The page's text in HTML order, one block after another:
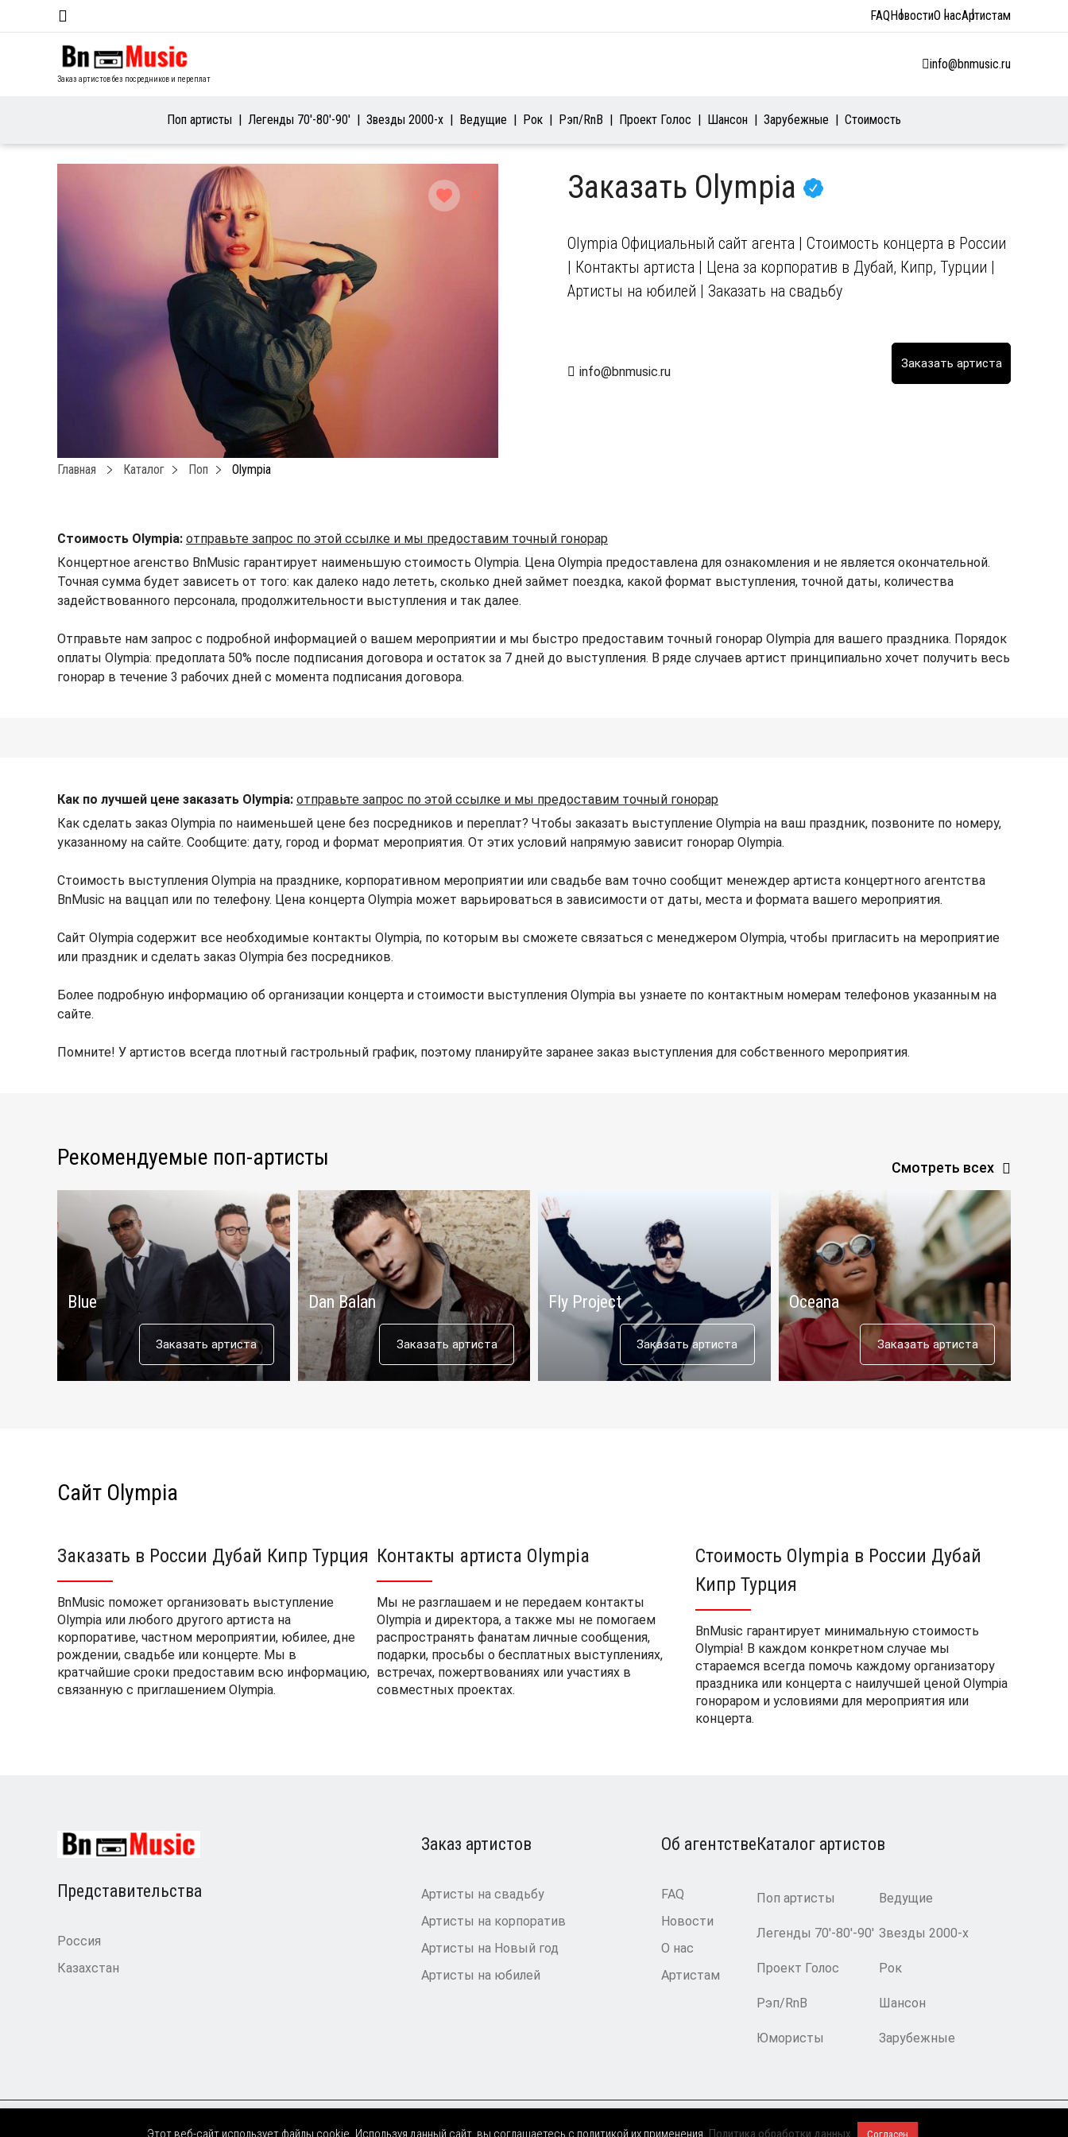
FAQНовостиО насАртистам
Заказ артистов без посредников и переплат
info@bnmusic.ru
Поп артисты Легенды 70′-80′-90′ Звезды 2000-х Ведущие Рок Рэп/RnB Проект Голос Шансон Зарубежные Стоимость
0
Главная Каталог Поп Olympia
Заказать Olympia
Olympia Официальный сайт агента | Стоимость концерта в России
| Контакты артиста | Цена за корпоратив в Дубай, Кипр, Турции |
Артисты на юбилей | Заказать на свадьбу
info@bnmusic.ru
Стоимость Olympia: отправьте запрос по этой ссылке и мы предоставим точный гонорар
Концертное агенство BnMusic гарантирует наименьшую стоимость Olympia. Цена Olympia предоставлена для ознакомления и не является окончательной.
Точная сумма будет зависеть от того: как далеко надо лететь, сколько дней займет поездка, какой формат выступления, точной даты, количества
задействованного персонала, продолжительности выступления и так далее.
Отправьте нам запрос с подробной информацией о вашем мероприятии и мы быстро предоставим точный гонорар Olympia для вашего праздника. Порядок
оплаты Olympia: предоплата 50% после подписания договора и остаток за 7 дней до выступления. В ряде случаев артист принципиально хочет получить весь
гонорар в течение 3 рабочих дней с момента подписания договора.
Как по лучшей цене заказать Olympia: отправьте запрос по этой ссылке и мы предоставим точный гонорар
Как сделать заказ Olympia по наименьшей цене без посредников и переплат? Чтобы заказать выступление Olympia на ваш праздник, позвоните по номеру,
указанному на сайте. Сообщите: дату, город и формат мероприятия. От этих условий напрямую зависит гонорар Olympia.
Стоимость выступления Olympia на празднике, корпоративном мероприятии или свадьбе вам точно сообщит менеждер артиста концертного агентства
BnMusic на ваццап или по телефону. Цена концерта Olympia может варьироваться в зависимости от даты, места и формата вашего мероприятия.
Сайт Olympia содержит все необходимые контакты Olympia, по которым вы сможете связаться с менеджером Olympia, чтобы пригласить на мероприятие
или праздник и сделать заказ Olympia без посредников.
Более подробную информацию об организации концерта и стоимости выступления Olympia вы узнаете по контактным номерам телефонов указанным на
сайте.
Помните! У артистов всегда плотный гастрольный график, поэтому планируйте заранее заказ выступления для собственного мероприятия.
Смотреть всех
Рекомендуемые поп-артисты
Blue
Заказать артиста
Dan Balan
Заказать артиста
Fly Project
Заказать артиста
Oceana
Заказать артиста
Сайт Olympia
Заказать в России Дубай Кипр Турция
BnMusic поможет организовать выступление
Olympia или любого другого артиста на
корпоративе, частном мероприятии, юбилее, дне
рождении, свадьбе или концерте. Мы в
кратчайшие сроки предоставим всю информацию,
связанную с приглашением Olympia.
Контакты артиста Olympia
Мы не разглашаем и не передаем контакты
Olympia и директора, а также мы не помогаем
распространять фанатам личные сообщения,
подарки, просьбы о бесплатных выступлениях,
встречах, пожертвованиях или участиях в
совместных проектах.
Стоимость Olympia в России Дубай
Кипр Турция
BnMusic гарантирует минимальную стоимость
Olympia! В каждом конкретном случае мы
стараемся всегда помочь каждому организатору
праздника или концерта с наилучшей ценой Olympia
гонораром и условиями для мероприятия или
концерта.
Представительства
Россия
Казахстан
Каталог артистов
Поп артисты Ведущие
Легенды 70′-80′-90′ Звезды 2000-х
Проект Голос Рок
Рэп/RnB Шансон
Юмористы Зарубежные
Заказ артистов
Артисты на свадьбу
Артисты на корпоратив
Артисты на Новый год
Артисты на юбилей
Об агентстве
FAQ
Новости
О нас
Артистам
2008-2026 © BnMusic All Right Reserved
Этот веб-сайт использует файлы cookie. Используя данный сайт, вы соглашаетесь с политикой их применения. Политика обработки данных Согласен